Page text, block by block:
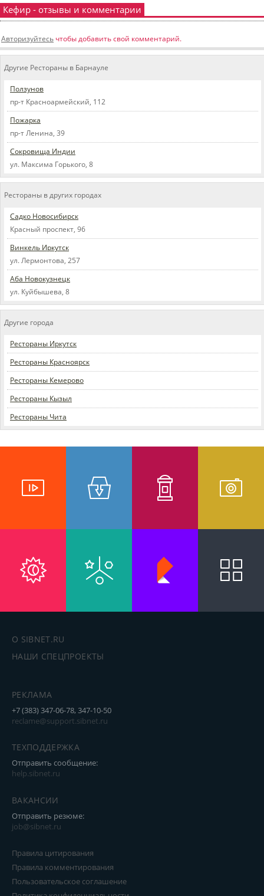
Кефир - отзывы и комментарии
Авторизуйтесь чтобы добавить свой комментарий.
Другие Рестораны в Барнауле
Ползунов
пр-т Красноармейский, 112
Пожарка
пр-т Ленина, 39
Сокровища Индии
ул. Максима Горького, 8
Рестораны в других городах
Садко Новосибирск
Красный проспект, 96
Винкель Иркутск
ул. Лермонтова, 257
Аба Новокузнецк
ул. Куйбышева, 8
Другие города
Рестораны Иркутск
Рестораны Красноярск
Рестораны Кемерово
Рестораны Кызыл
Рестораны Чита
О SIBNET.RU
НАШИ СПЕЦПРОЕКТЫ
РЕКЛАМА
+7 (383) 347-06-78, 347-10-50
reclame@support.sibnet.ru
ТЕХПОДДЕРЖКА
Отправить сообщение:
help.sibnet.ru
ВАКАНСИИ
Отправить резюме:
job@sibnet.ru
Правила цитирования
Правила комментирования
Пользовательское соглашение